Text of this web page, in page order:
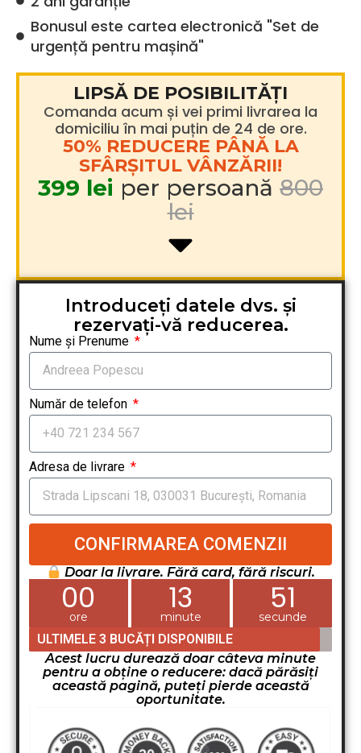
Bonusul este cartea electronică "Set de
urgență pentru mașină"
LIPSĂ DE POSIBILITĂȚI
Comanda acum și vei primi livrarea la
domiciliu în mai puțin de 24 de ore.
50% REDUCERE PÂNĂ LA
SFÂRȘITUL VÂNZĂRII!
399 lei per persoană 800
lei
Introduceți datele dvs. și
rezervați-vă reducerea.
Nume și Prenume
Număr de telefon
Adresa de livrare
CONFIRMAREA COMENZII
Doar la livrare. Fără card, fără riscuri.
00
ore 13
minute 50
secunde
ULTIMELE 3 BUCĂȚI DISPONIBILE
Acest lucru durează doar câteva minute
pentru a obține o reducere: dacă părăsiți
această pagină, puteți pierde această
oportunitate.